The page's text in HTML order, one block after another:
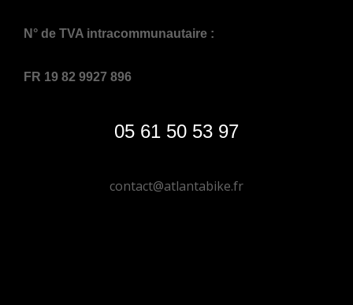
N° de TVA intracommunautaire :
FR 19 82 9927 896
05 61 50 53 97
contact@atlantabike.fr